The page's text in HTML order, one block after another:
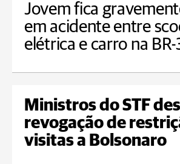
Jovem fica
em acidente entre
elétrica e carro na
Ministros do STF
revogação de
visitas a Bolsonaro